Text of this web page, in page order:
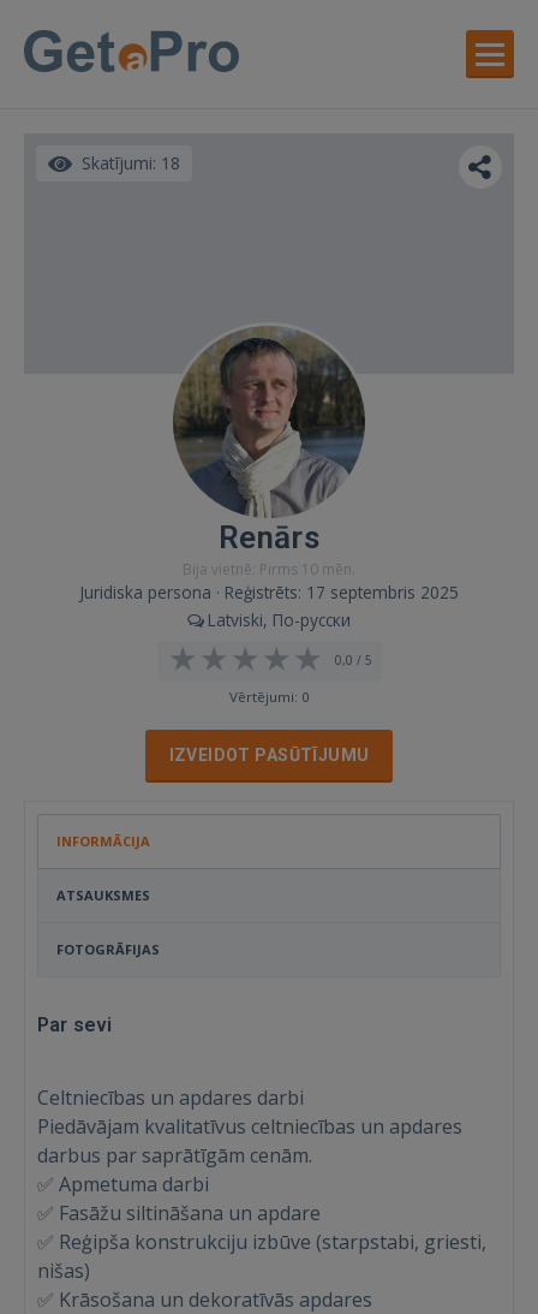
Skatījumi: 18
Renārs
Bija vietnē: Pirms 10 mēn.
Juridiska persona · Reģistrēts: 17 septembris 2025
Latviski, По-русски
0,0 / 5
Vērtējumi: 0
IZVEIDOT PASŪTĪJUMU
INFORMĀCIJA
ATSAUKSMES
FOTOGRĀFIJAS
Par sevi
Celtniecības un apdares darbi
Piedāvājam kvalitatīvus celtniecības un apdares
darbus par saprātīgām cenām.
✅ Apmetuma darbi
✅ Fasāžu siltināšana un apdare
✅ Reģipša konstrukciju izbūve (starpstabi, griesti,
nišas)
✅ Krāsošana un dekoratīvās apdares